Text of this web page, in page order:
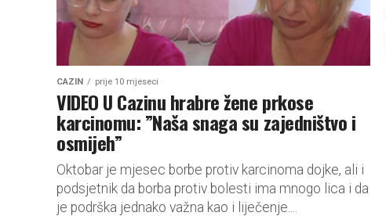
CAZIN prije 10 mjeseci
VIDEO U Cazinu hrabre žene prkose
karcinomu: ”Naša snaga su zajedništvo i
osmijeh”
Oktobar je mjesec borbe protiv karcinoma dojke, ali i
podsjetnik da borba protiv bolesti ima mnogo lica i da
je podrška jednako važna kao i liječenje....